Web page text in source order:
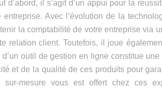
d’abord, il s’agit d’un appui pour la
Avec l’évolution de la
la comptabilité de votre entreprise via
relation client. Toutefois, il joue
outil de gestion en ligne constitue une
et de la qualité de ces produits pour
mesure vous est offert chez ces